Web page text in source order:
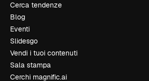
Cerca tendenze
Blog
Eventi
Slidesgo
Vendi i tuoi contenuti
Sala stampa
Cerchi magnific.ai